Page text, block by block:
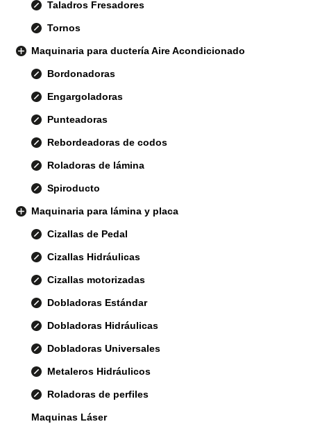
Taladros Fresadores
Tornos
Maquinaria para ductería Aire Acondicionado
Bordonadoras
Engargoladoras
Punteadoras
Rebordeadoras de codos
Roladoras de lámina
Spiroducto
Maquinaria para lámina y placa
Cizallas de Pedal
Cizallas Hidráulicas
Cizallas motorizadas
Dobladoras Estándar
Dobladoras Hidráulicas
Dobladoras Universales
Metaleros Hidráulicos
Roladoras de perfiles
Maquinas Láser